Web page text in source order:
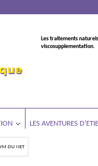
Les traitements
viscosupplementation.
LES AVENTURES
DU NET